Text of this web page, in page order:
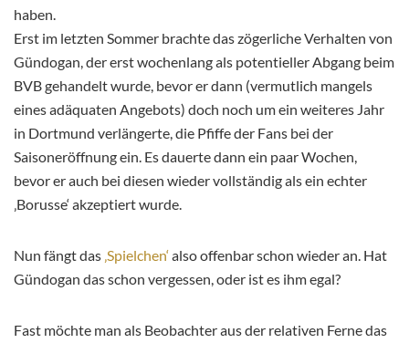
haben.
Erst im letzten Sommer brachte das zögerliche Verhalten von
Gündogan, der erst wochenlang als potentieller Abgang beim
BVB gehandelt wurde, bevor er dann (vermutlich mangels
eines adäquaten Angebots) doch noch um ein weiteres Jahr
in Dortmund verlängerte, die Pfiffe der Fans bei der
Saisoneröffnung ein. Es dauerte dann ein paar Wochen,
bevor er auch bei diesen wieder vollständig als ein echter
‚Borusse‘ akzeptiert wurde.
Nun fängt das ‚Spielchen‘also offenbar schon wieder an. Hat
Gündogan das schon vergessen, oder ist es ihm egal?
Fast möchte man als Beobachter aus der relativen Ferne das